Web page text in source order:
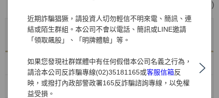
近期詐騙猖獗，請投資人切勿輕信不明來電、簡訊、連
結或陌生群組。本公司不會以電話、簡訊或LINE邀請
「領取飆股」、「明牌體驗」等。
如果您發現社群媒體中有任何假借本公司名義之行為，
請洽本公司反詐騙專線(02)35181165或客服信箱反
映，或撥打內政部警政署165反詐騙諮詢專線，以免權
益受損。
(單位:新台幣仟元 )
風險別
年底值
114/12/31
VaR平均
值
VaR最大值 VaR最小值
股權風險 418,426 371,043 528,908 264,044
利率風險 96,615 155,709 232,839 91,949